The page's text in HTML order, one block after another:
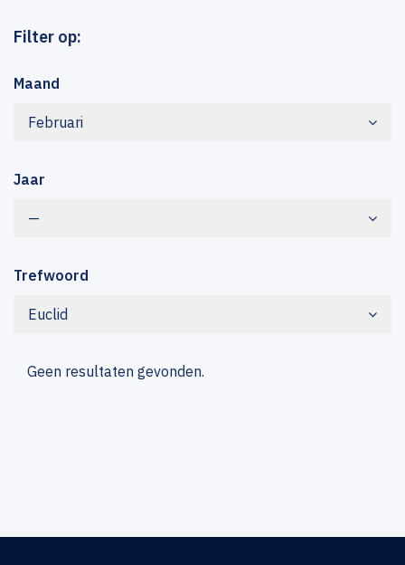
Filter op:
Maand
Februari
Jaar
—
Trefwoord
Euclid
Geen resultaten gevonden.